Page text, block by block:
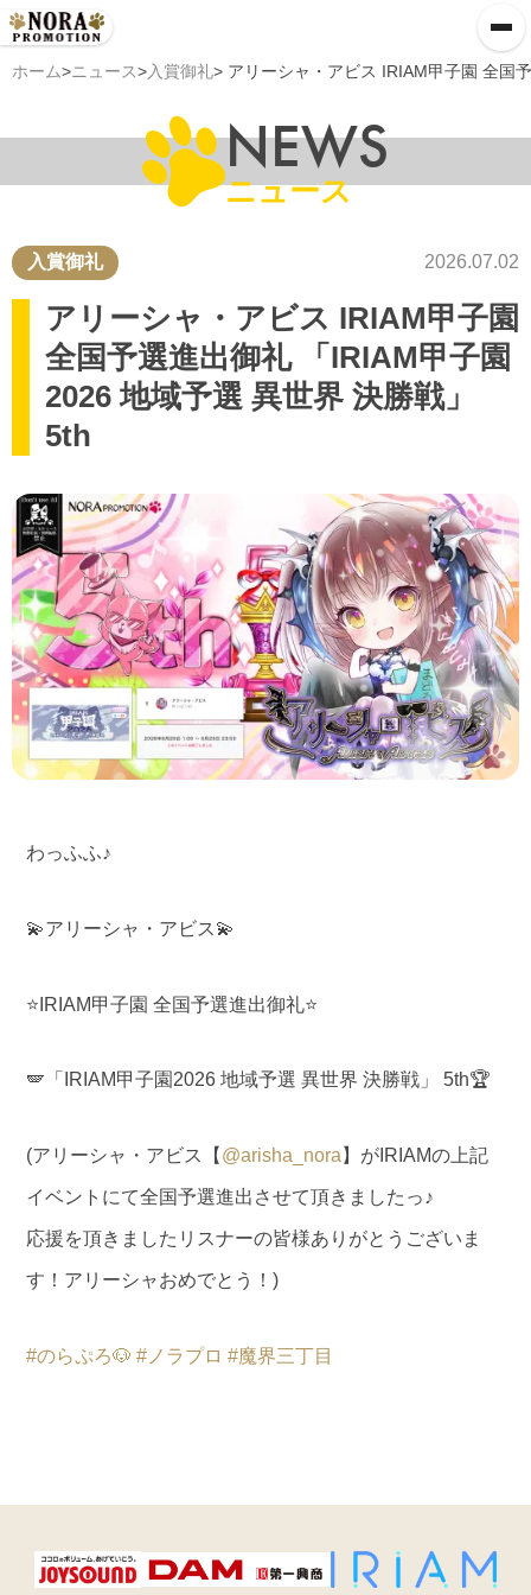
ホーム>ニュース>入賞御礼> アリーシャ・アビス IRIAM甲子園 全国
NEWS
ニュース
入賞御礼 2026.07.02
アリーシャ・アビス IRIAM甲子園
全国予選進出御礼 「IRIAM甲子園
2026 地域予選 異世界 決勝戦」
5th
わっふふ♪
💫アリーシャ・アビス💫
⭐IRIAM甲子園 全国予選進出御礼⭐
🪽「IRIAM甲子園2026 地域予選 異世界 決勝戦」 5th🏆
(アリーシャ・アビス【 @arisha_nora 】がIRIAMの上記
イベントにて全国予選進出させて頂きましたっ♪
応援を頂きましたリスナーの皆様ありがとうございま
す！アリーシャおめでとう！)
#のらぷろ🐶 #ノラプロ #魔界三丁目